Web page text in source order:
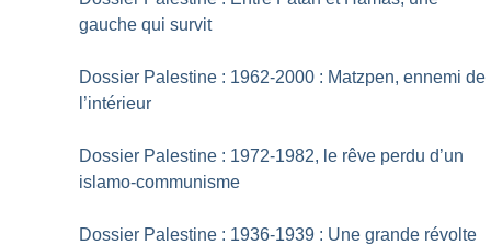
gauche qui survit
Dossier Palestine : 1962-2000 : Matzpen, ennemi de
l’intérieur
Dossier Palestine : 1972-1982, le rêve perdu d’un
islamo-communisme
Dossier Palestine : 1936-1939 : Une grande révolte